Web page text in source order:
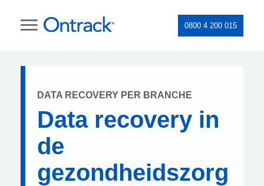
0800 4 200 015
DATA RECOVERY PER BRANCHE
Data recovery in
de
gezondheidszorg